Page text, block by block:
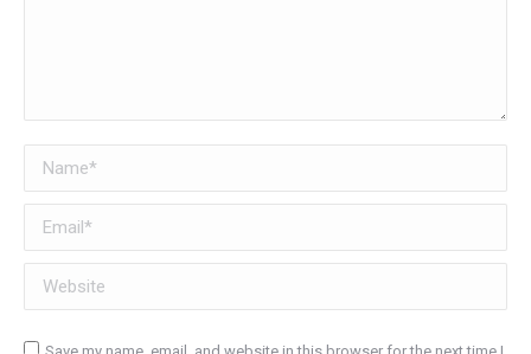
Name *
Email *
Website